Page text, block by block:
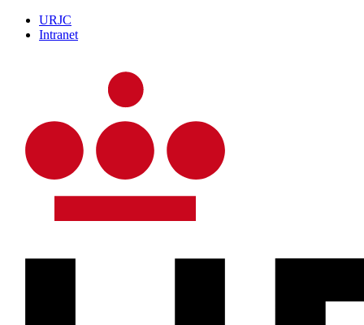
URJC
Intranet